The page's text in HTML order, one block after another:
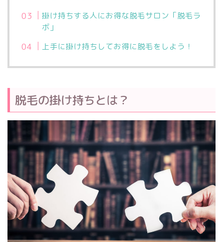
掛け持ちする人にお得な脱毛サロン「脱毛ラ
ボ」
上手に掛け持ちしてお得に脱毛をしよう！
脱毛の掛け持ちとは？